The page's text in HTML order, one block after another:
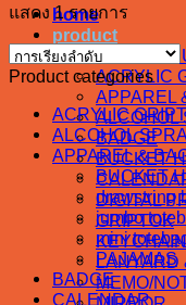
home
product
ALL
ACRYLIC
APPAREL
ALCOHOL
BADGE
BUCKET
DIGITAL
GRIPTOK
KEYCHAIN
LANYARD
MEMO/
แสดง 1 รายการ
Product categories
ACRYLIC
ALCOHOL
APPAREL &
BUCKET
drawstring
jumbo
mini
PAJAMAS
BADGE
CALENDAR